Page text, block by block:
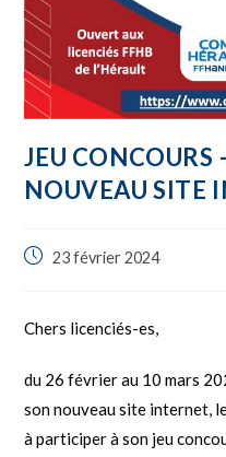
JEU
NOUVEAU SITE
23 février 2024
Chers licenciés-es,
du 26 février au 10 mars
son nouveau site internet,
à participer à son jeu